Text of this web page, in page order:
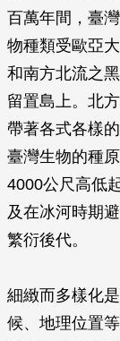
百萬年間，臺
物種類受歐亞
和南方北流之
留置島上。北
帶著各式各樣
臺灣生物的種
4000公尺高低
及在冰河時期
繁衍後代。
細緻而多樣化
候、地理位置